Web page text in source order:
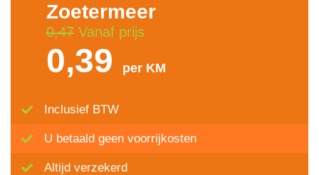
Zoetermeer
0,47Vanaf prijs
0,39 per KM
Inclusief BTW
U betaald geen voorrijkosten
Altijd verzekerd